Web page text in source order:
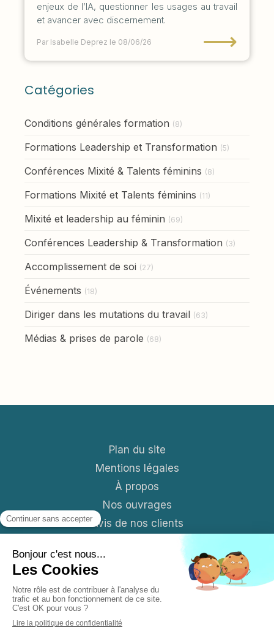
enjeux de l’IA, questionner les usages au travail
et avancer avec discernement.
Par Isabelle Deprez le 08/06/26 ⟶
Catégories
Conditions générales formation (8)
Formations Leadership et Transformation (5)
Conférences Mixité & Talents féminins (8)
Formations Mixité et Talents féminins (11)
Mixité et leadership au féminin (69)
Conférences Leadership & Transformation (3)
Accomplissement de soi (27)
Événements (18)
Diriger dans les mutations du travail (63)
Médias & prises de parole (68)
Plan du site
Mentions légales
À propos
Nos ouvrages
Avis de nos clients
S'abonner aux News mensuelles